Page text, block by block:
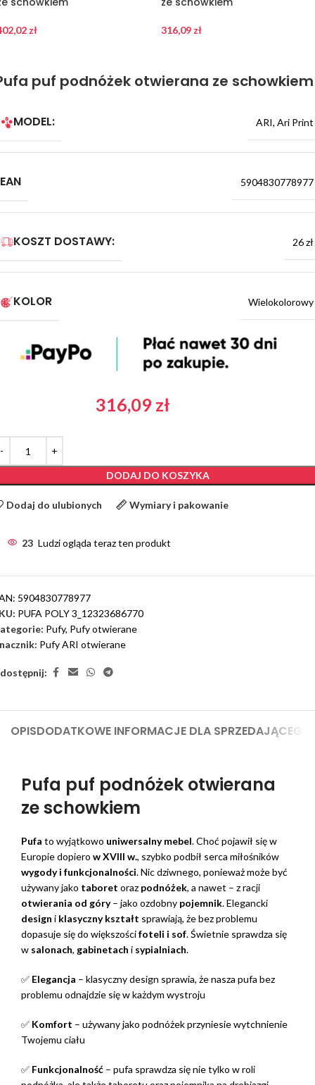
zł 316,09 zł
puf podnóżek otwierana ze schowkiem
MODEL: ARI, Ari Print
EAN 5904830778977
KOSZT DOSTAWY: 26 zł
KOLOR Wielokolorowy
316,09 zł
DODAJ DO KOSZYKA
Dodaj do ulubionych Wymiary i pakowanie
23 Ludzi ogląda teraz ten produkt
5904830778977
PUFA POLY 3_12323686770
Pufy, Pufy otwierane
Pufy ARI otwierane
OPISDODATKOWE INFORMACJE DLA SPRZEDAJĄCEGO
Pufa puf podnóżek otwierana
ze schowkiem
Pufa to wyjątkowo uniwersalny mebel. Choć pojawił się w
Europie dopiero w XVIII w., szybko podbił serca miłośników
wygody i funkcjonalności. Nic dziwnego, ponieważ może być
używany jako taboret oraz podnóżek, a nawet – z racji
otwierania od góry– jako ozdobny pojemnik. Elegancki
design i klasyczny kształt sprawiają, że bez problemu
dopasuje się do większościfoteli i sof. Świetnie sprawdza się
w salonach, gabinetach i sypialniach.
✅ Elegancja – klasyczny design sprawia, że nasza pufa bez
problemu odnajdzie się w każdym wystroju
✅ Komfort – używany jako podnóżek przyniesie wytchnienie
Twojemu ciału
✅ Funkcjonalność – pufa sprawdza się nie tylko w roli